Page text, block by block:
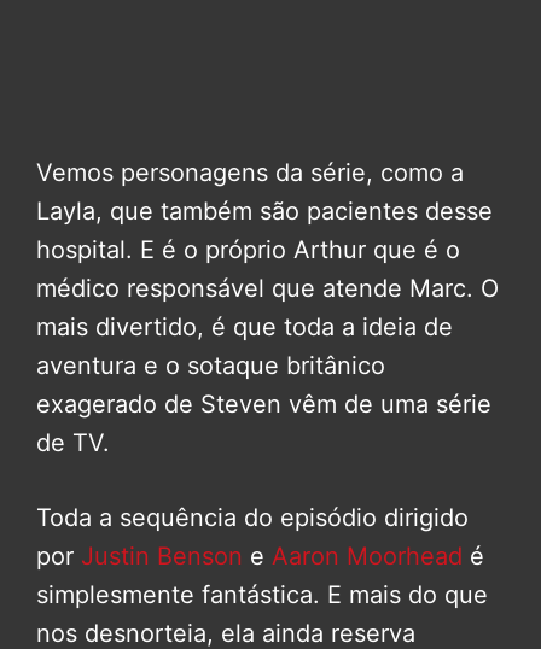
Vemos personagens da série, como a
Layla, que também são pacientes desse
hospital. E é o próprio Arthur que é o
médico responsável que atende Marc. O
mais divertido, é que toda a ideia de
aventura e o sotaque britânico
exagerado de Steven vêm de uma série
de TV.
Toda a sequência do episódio dirigido
por Justin Benson e Aaron Moorhead é
simplesmente fantástica. E mais do que
nos desnorteia, ela ainda reserva